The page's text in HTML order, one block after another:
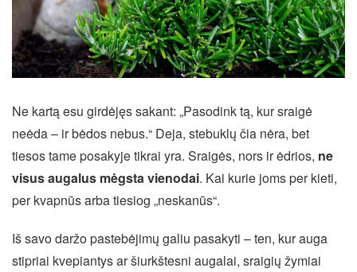
Ne kartą esu girdėjęs sakant: „Pasodink tą, kur sraigė
neėda – ir bėdos nebus.“ Deja, stebuklų čia nėra, bet
tiesos tame posakyje tikrai yra. Sraigės, nors ir ėdrios, ne
visus augalus mėgsta vienodai. Kai kurie joms per kieti,
per kvapnūs arba tiesiog „neskanūs“.
Iš savo daržo pastebėjimų galiu pasakyti – ten, kur auga
stipriai kvepiantys ar šiurkštesni augalai, sraigių žymiai